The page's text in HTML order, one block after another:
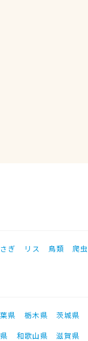
ぎ リス 鳥類 爬
県 栃木県 茨城県
和歌山県
滋賀県